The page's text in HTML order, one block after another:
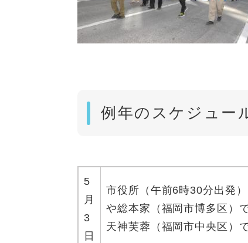
例年のスケジュー
5
月
3
日
市役所（午前6時30分出発
や総本家（福岡市博多区
天神芙蓉（福岡市中央区）